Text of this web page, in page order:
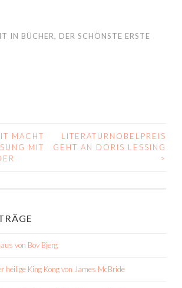
IN BÜCHER, DER SCHÖNSTE ERSTE
MACHT
MIT
LITERATURNOBELPREIS
GEHT AN DORIS LESSING
>
von Bov Bjerg
heilige King Kong von James McBride